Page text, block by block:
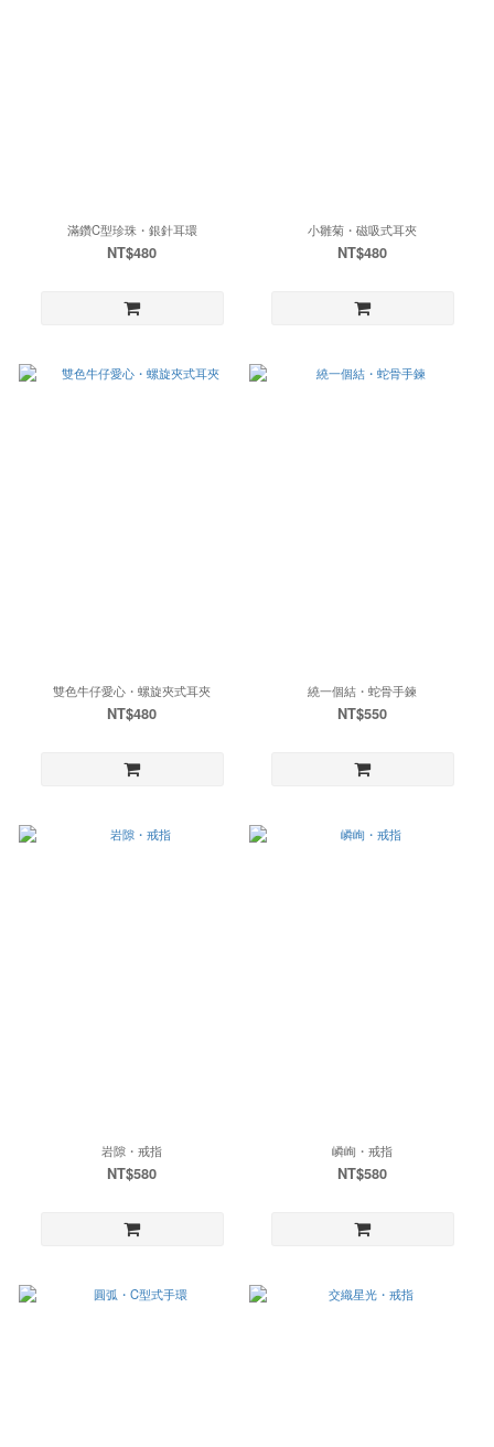
滿鑽C型珍珠・銀針耳環
NT$480
小雛菊・磁吸式耳夾
NT$480
雙色牛仔愛心・螺旋夾式耳夾
NT$480
繞一個結・蛇骨手鍊
NT$550
岩隙・戒指
NT$580
嶙峋・戒指
NT$580